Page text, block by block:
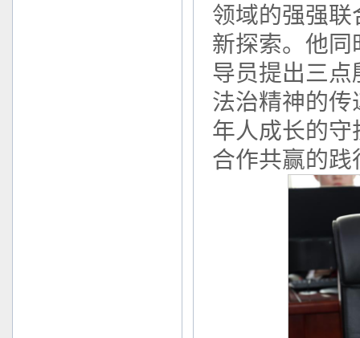
领域的强强
新探索。他
导员提出三
法治精神的
年人成长的
合作共赢的践